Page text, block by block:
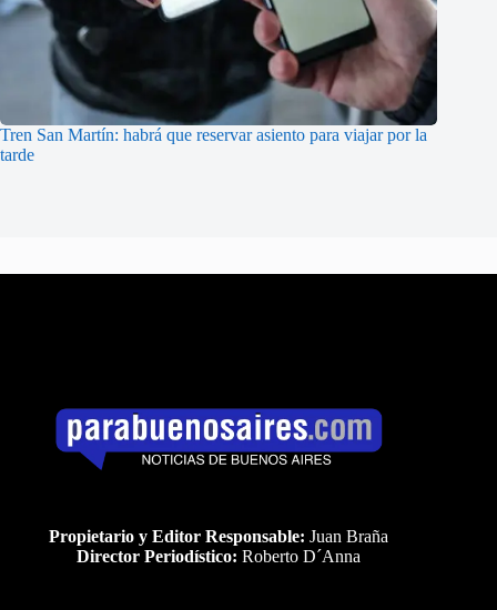
Tren San Martín: habrá que reservar asiento para viajar por la
tarde
Propietario y Editor Responsable: Juan Braña
Director Periodístico: Roberto D´Anna